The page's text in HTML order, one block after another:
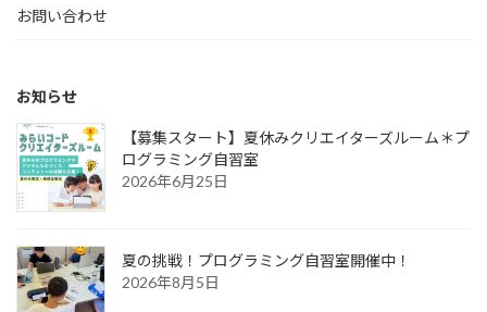
お問い合わせ
お知らせ
【募集スタート】夏休みクリエイターズルーム＊プ
ログラミング自習室
2026年6月25日
夏の挑戦！プログラミング自習室開催中！
2026年8月5日